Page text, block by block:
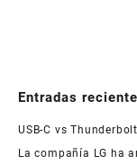
Entradas
USB-C vs Thunderbolt
La compañía LG ha